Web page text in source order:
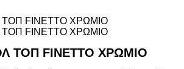
ΤΟΠ FINETTO ΧΡΩΜΙΟ